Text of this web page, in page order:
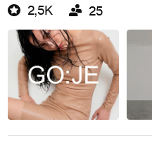
2,5K 25